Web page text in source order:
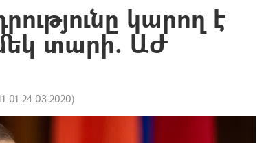
կարող է
տարի. ԱԺ
24.03.2020)